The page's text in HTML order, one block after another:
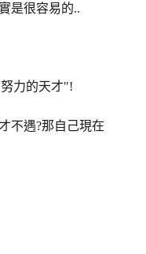
是很容易的..
力的天才"!
不遇?那自己現在